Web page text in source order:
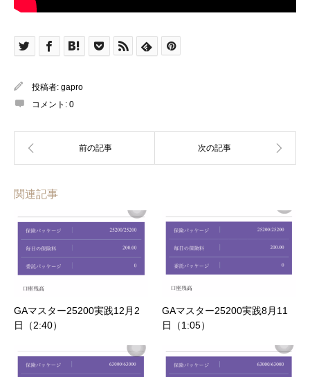
投稿者: gapro
コメント: 0
関連記事
GAマスター25200実践12月2
日（2:40）
GAマスター25200実践8月11
日（1:05）